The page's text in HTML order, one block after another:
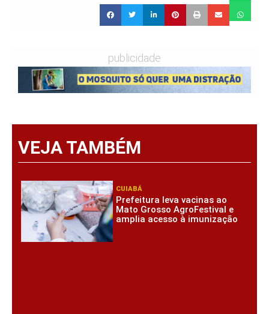
publicidade
VEJA TAMBÉM
CUIABÁ
Prefeitura leva vacinas ao
Mato Grosso AgroFestival e
amplia acesso à imunização